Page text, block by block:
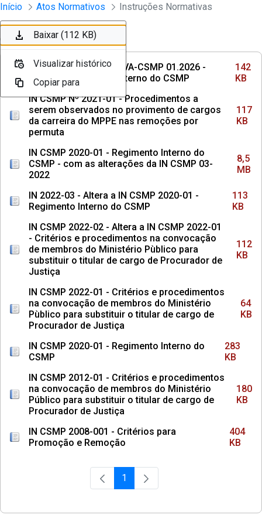
Pular para o Conteúdo principal
Instrumento jurídico - Documentos
Início Atos Normativos Instruções Normativas
Ordenar Filtro
INSTRUÇÃO NORMATIVA-CSMP 01.2026 -
Institui o Regimento Interno do CSMP
142
KB
IN CSMP Nº 2021-01 - Procedimentos a
serem observados no provimento de cargos
da carreira do MPPE nas remoções por
permuta
117
KB
IN CSMP 2020-01 - Regimento Interno do
CSMP - com as alterações da IN CSMP 03-
2022
8,5
MB
IN 2022-03 - Altera a IN CSMP 2020-01 -
Regimento Interno do CSMP
113
KB
IN CSMP 2022-02 - Altera a IN CSMP 2022-01
- Critérios e procedimentos na convocação
de membros do Ministério Pùblico para
substituir o titular de cargo de Procurador de
Justiça
112
KB
IN CSMP 2022-01 - Critérios e procedimentos
na convocação de membros do Ministério
Pùblico para substituir o titular de cargo de
Procurador de Justiça
64
KB
IN CSMP 2020-01 - Regimento Interno do
CSMP
283
KB
IN CSMP 2012-01 - Critérios e procedimentos
na convocação de membros do Ministério
Público para substituir o titular de cargo de
Procurador de Justiça
180
KB
IN CSMP 2008-001 - Critérios para
Promoção e Remoção
404
KB
Página
1
Baixar (142 KB)
Visualizar histórico
Copiar para
Baixar (117 KB)
Visualizar histórico
Copiar para
Baixar (8,5 MB)
Visualizar histórico
Copiar para
Baixar (113 KB)
Visualizar histórico
Copiar para
Baixar (112 KB)
Visualizar histórico
Copiar para